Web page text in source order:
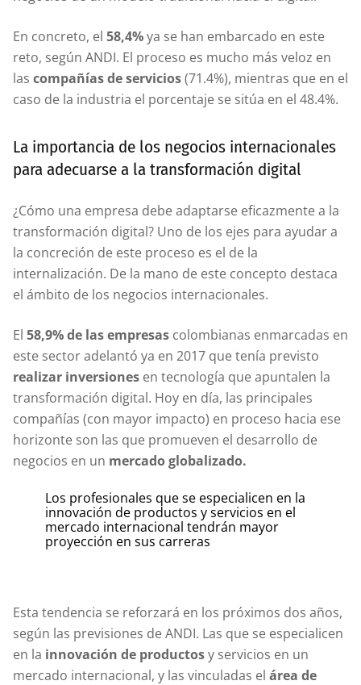
En concreto, el 58,4%ya se han embarcado en este
reto, según ANDI. El proceso es mucho más veloz en
las compañías de servicios(71.4%), mientras que en el
caso de la industria el porcentaje se sitúa en el 48.4%.
La importancia de los negocios internacionales
para adecuarse a la transformación digital
¿Cómo una empresa debe adaptarse eficazmente a la
transformación digital? Uno de los ejes para ayudar a
la concreción de este proceso es el de la
internalización. De la mano de este concepto destaca
el ámbito de los negocios internacionales.
El 58,9% de las empresas colombianas enmarcadas en
este sector adelantó ya en 2017 que tenía previsto
realizar inversiones en tecnología que apuntalen la
transformación digital. Hoy en día, las principales
compañías (con mayor impacto) en proceso hacia ese
horizonte son las que promueven el desarrollo de
negocios en un mercado globalizado.
Los profesionales que se especialicen en la
innovación de productos y servicios en el
mercado internacional tendrán mayor
proyección en sus carreras
Esta tendencia se reforzará en los próximos dos años,
según las previsiones de ANDI. Las que se especialicen
en la innovación de productosy servicios en un
mercado internacional, y las vinculadas el área de